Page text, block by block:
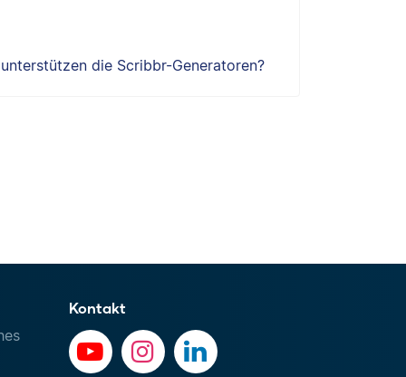
die Scribbr-Generatoren?
Kontakt